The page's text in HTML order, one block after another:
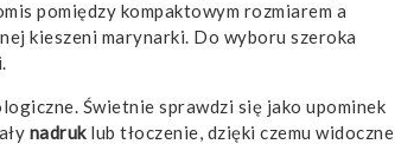
pomiędzy kompaktowym rozmiarem a
kieszeni marynarki. Do wyboru szeroka
Świetnie sprawdzi się jako upominek
nadruklub tłoczenie, dzięki czemu widoczne